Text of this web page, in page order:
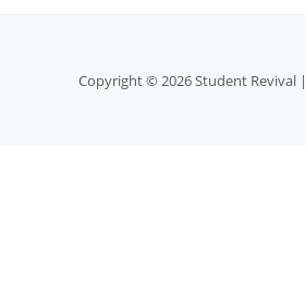
Copyright © 2026 Student Revival |